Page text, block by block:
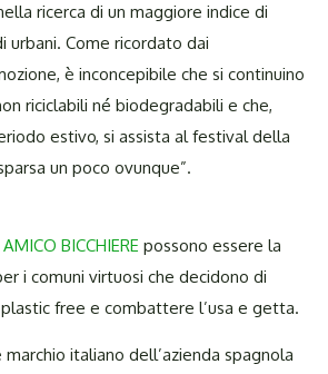
ricerca di un maggiore indice di
urbani. Come ricordato dai
è inconcepibile che si continuino
riciclabili né biodegradabili e che,
estivo, si assista al festival della
un poco ovunque”.
AMICO BICCHIERE possono essere la
i comuni virtuosi che decidono di
free e combattere l’usa e getta.
marchio italiano dell’azienda spagnola